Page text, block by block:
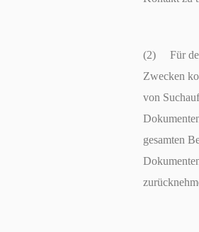
(2) Für
Zwecken
von
gesamten